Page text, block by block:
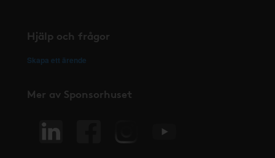
Hjälp och frågor
Skapa ett ärende
Mer av Sponsorhuset